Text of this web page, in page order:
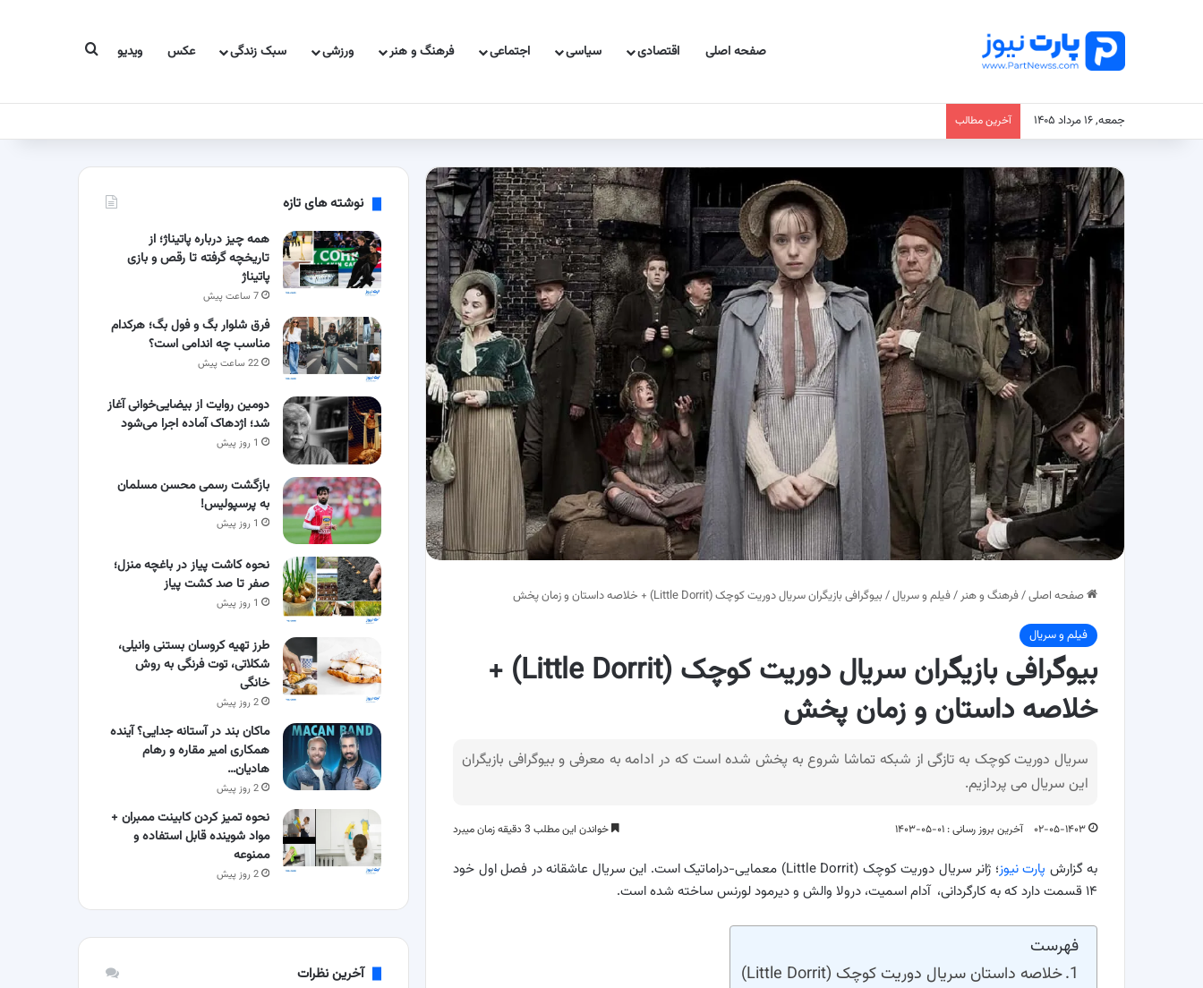
صفحه اصلی اقتصادی سیاسی اجتماعی فرهنگ و هنر ورزشی سبک زندگی عکس ویدیو جستجو برای
جمعه, ۱۶ مرداد ۱۴۰۵ آخرین مطالب
صفحه اصلی/فرهنگ و هنر /فیلم و سریال/بیوگرافی بازیگران سریال دوریت کوچک (Little Dorrit) + خلاصه داستان و زمان پخش
فیلم و سریال
بیوگرافی بازیگران سریال دوریت کوچک (Little Dorrit) +
خلاصه داستان و زمان پخش
سریال دوریت کوچک به تازگی از شبکه تماشا شروع به پخش شده است که در ادامه به معرفی و بیوگرافی بازیگران
این سریال می پردازیم.
۰۲-۰۵-۱۴۰۳ آخرین بروز رسانی : ۰۱-۰۵-۱۴۰۳ خواندن این مطلب 3 دقیقه زمان میبرد
به گزارش پارت نیوز
؛ ژانر سریال دوریت کوچک (Little Dorrit) معمایی-دراماتیک است. این سریال عاشقانه در فصل اول خود
۱۴ قسمت دارد که به کارگردانی، آدام اسمیت، درولا والش و دیرمود لورنس ساخته شده است.
فهرست
خلاصه داستان سریال دوریت کوچک (Little Dorrit)
نوشته های تازه
همه چیز درباره پاتیناژ؛ از
تاریخچه گرفته تا رقص و بازی
پاتیناژ
7 ساعت پیش
فرق شلوار بگ و فول بگ؛ هرکدام
مناسب چه اندامی است؟
22 ساعت پیش
دومین روایت از بیضایی‌خوانی آغاز
شد؛ اژدهاک آماده اجرا می‌شود
1 روز پیش
بازگشت رسمی محسن مسلمان
به پرسپولیس!
1 روز پیش
نحوه کاشت پیاز در باغچه منزل؛
صفر تا صد کشت پیاز
1 روز پیش
طرز تهیه کروسان بستنی وانیلی،
شکلاتی، توت فرنگی به روش
خانگی
2 روز پیش
ماکان بند در آستانه جدایی؟ آینده
همکاری امیر مقاره و رهام
هادیان…
2 روز پیش
نحوه تمیز کردن کابینت ممبران +
مواد شوینده قابل استفاده و
ممنوعه
2 روز پیش
آخرین نظرات